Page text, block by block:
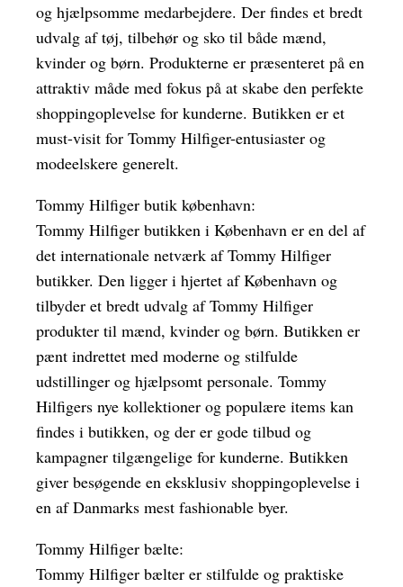
og hjælpsomme medarbejdere. Der findes et bredt
udvalg af tøj, tilbehør og sko til både mænd,
kvinder og børn. Produkterne er præsenteret på en
attraktiv måde med fokus på at skabe den perfekte
shoppingoplevelse for kunderne. Butikken er et
must-visit for Tommy Hilfiger-entusiaster og
modeelskere generelt.
Tommy Hilfiger butik københavn:
Tommy Hilfiger butikken i København er en del af
det internationale netværk af Tommy Hilfiger
butikker. Den ligger i hjertet af København og
tilbyder et bredt udvalg af Tommy Hilfiger
produkter til mænd, kvinder og børn. Butikken er
pænt indrettet med moderne og stilfulde
udstillinger og hjælpsomt personale. Tommy
Hilfigers nye kollektioner og populære items kan
findes i butikken, og der er gode tilbud og
kampagner tilgængelige for kunderne. Butikken
giver besøgende en eksklusiv shoppingoplevelse i
en af Danmarks mest fashionable byer.
Tommy Hilfiger bælte:
Tommy Hilfiger bælter er stilfulde og praktiske